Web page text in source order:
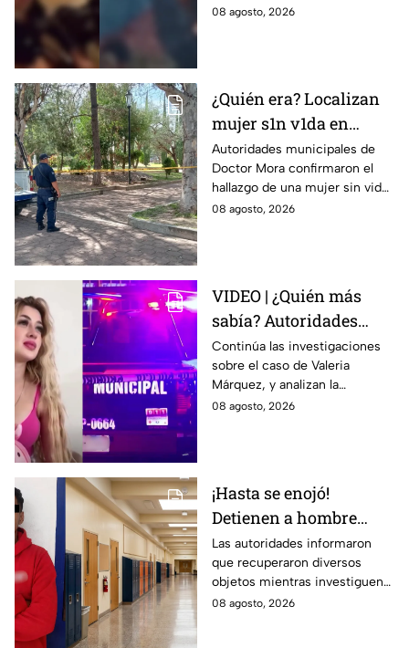
investigan las circunstancias
08 agosto, 2026
¿Quién era? Localizan
mujer s1n v1da en
pleno centro histórico;
esto se sabe
Autoridades municipales de
Doctor Mora confirmaron el
hallazgo de una mujer sin vida
en la Alameda Municipal.
08 agosto, 2026
VIDEO | ¿Quién más
sabía? Autoridades
investigan a 2 o 3
personas más en el
caso de Valeria
Márquez
Continúa las investigaciones
sobre el caso de Valeria
Márquez, y analizan la
participación de otras
08 agosto, 2026
¡Hasta se enojó!
Detienen a hombre
dentro de una
secundaria de
Guanajuato; así sucedió
Las autoridades informaron
que recuperaron diversos
objetos mientras investiguen
las causas del incidente.
08 agosto, 2026